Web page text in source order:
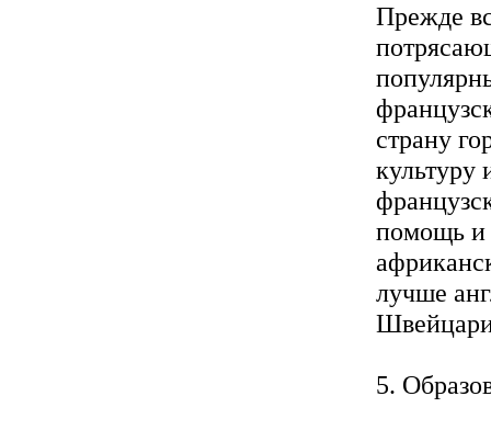
Прежде
страну
культуру
помощь и
лучше
5.